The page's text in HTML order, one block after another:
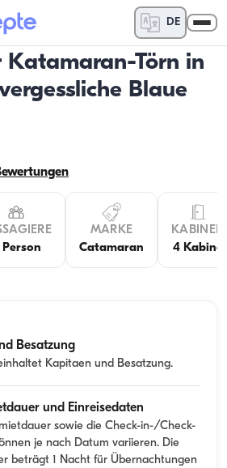
DE
Katamaran-Törn in
Blaue
Person
MARKE
Catamaran
KABINEN
4 Kabine
Besatzung
Kapitaen und Besatzung.
und Einreisedaten
sowie die Check-in-/Check-
je nach Datum variieren. Die
beträgt 1 Nacht für Übernachtungen